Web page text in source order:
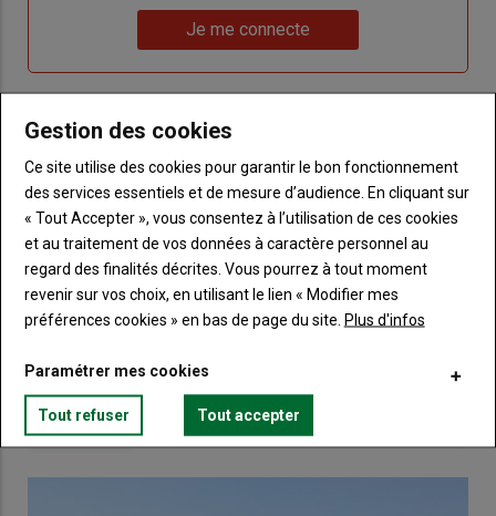
de
me
connecte"
Je me connecte
titre
TITRE CRÉEZ UN COMPTE
BodyChoisissez votre formule et créez votre
compte pour accéder à tout Terre de
Touraine.
Lien
VOUS AIMEREZ AUSSI
Gestion des cookies
Ce site utilise des cookies pour garantir le bon fonctionnement
des services essentiels et de mesure d’audience. En cliquant sur
« Tout Accepter », vous consentez à l’utilisation de ces cookies
et au traitement de vos données à caractère personnel au
regard des finalités décrites. Vous pourrez à tout moment
revenir sur vos choix, en utilisant le lien « Modifier mes
préférences cookies » en bas de page du site. Plus d'infos
Paramétrer mes cookies
Tout refuser Tout accepter